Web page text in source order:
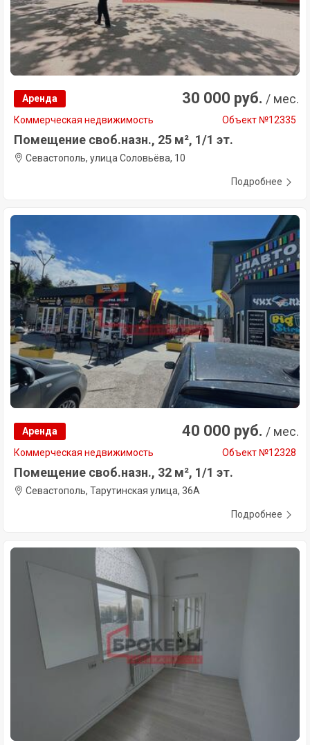
Аренда 30 000 руб. / мес.
Коммерческая недвижимость Объект №12335
Помещение своб.назн., 25 м², 1/1 эт.
Севастополь, улица Соловьёва, 10
Подробнее
Аренда 40 000 руб. / мес.
Коммерческая недвижимость Объект №12328
Помещение своб.назн., 32 м², 1/1 эт.
Севастополь, Тарутинская улица, 36А
Подробнее